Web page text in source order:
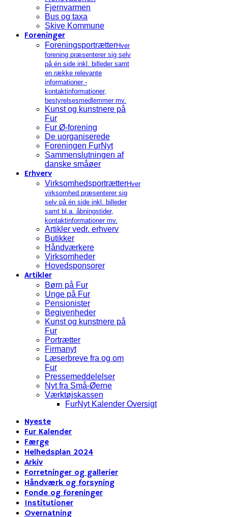
Fjernvarmen
Bus og taxa
Skive Kommune
Foreninger
ForeningsportrætterHver
forening præsenterer sig selv
på én side inkl. billeder samt
en række relevante
informationer -
kontaktinformationer,
bestyrelsesmedlemmer mv.
Kunst og kunstnere på
Fur
Fur Ø-forening
De uorganiserede
Foreningen FurNyt
Sammenslutningen af
danske småøer
Erhverv
VirksomhedsportrætterHver
virksomhed præsenterer sig
selv på én side inkl. billeder
samt bl.a. åbningstider,
kontaktinformationer mv.
Artikler vedr. erhverv
Butikker
Håndværkere
Virksomheder
Hovedsponsorer
Artikler
Børn på Fur
Unge på Fur
Pensionister
Begivenheder
Kunst og kunstnere på
Fur
Portrætter
Firmanyt
Læserbreve fra og om
Fur
Pressemeddelelser
Nyt fra Små-Øerne
Værktøjskassen
FurNyt Kalender Oversigt
Nyeste
Fur Kalender
Færge
Helhedsplan 2024
Arkiv
Forretninger og gallerier
Håndværk og forsyning
Fonde og foreninger
Institutioner
Overnatning